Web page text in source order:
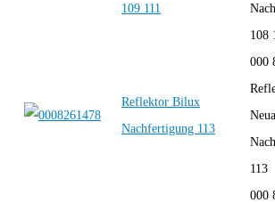
109 111
108
Reflektor Bilux
Nachfertigung 113
000
113
000